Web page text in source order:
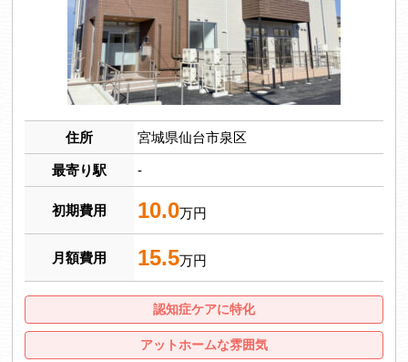
住所 宮城県仙台市泉区
最寄り駅 -
初期費用 10.0万円
月額費用 15.5万円
認知症ケアに特化
アットホームな雰囲気